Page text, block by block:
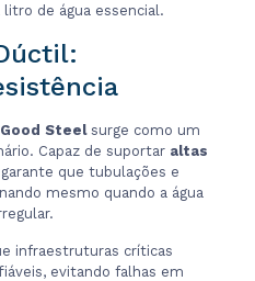
de água essencial.
Steelsurge como um
Capaz de suportar altas
que tubulações e
mesmo quando a água
infraestruturas críticas
evitando falhas em